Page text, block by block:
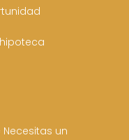
Necesitas un